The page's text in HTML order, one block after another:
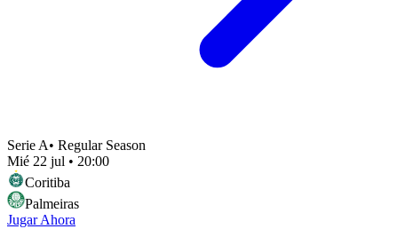
Serie A• Regular Season
Mié 22 jul • 20:00
Coritiba
Palmeiras
Jugar Ahora